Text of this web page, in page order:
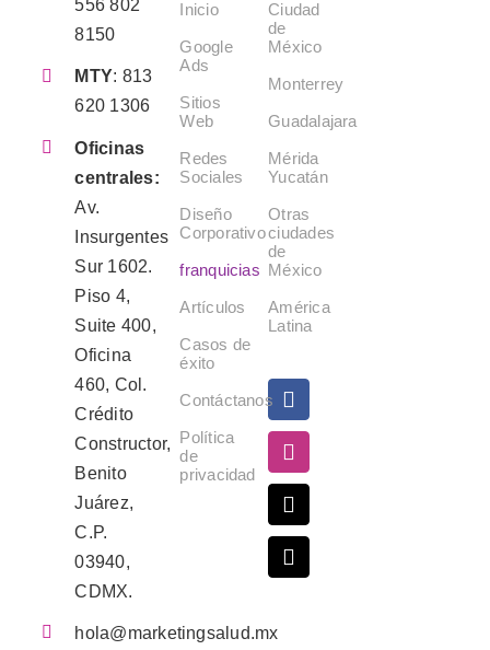
556 802
8150
MTY: 813
620 1306
Oficinas
centrales:
Av.
Insurgentes
Sur 1602.
Piso 4,
Suite 400,
Oficina
460, Col.
Crédito
Constructor,
Benito
Juárez,
C.P.
03940,
CDMX.
hola@marketingsalud.mx
Inicio
Google
Ads
Sitios
Web
Redes
Sociales
Diseño
Corporativo
franquicias
Artículos
Casos de
éxito
Contáctanos
Política
de
privacidad
Ciudad
de
México
Monterrey
Guadalajara
Mérida
Yucatán
Otras
ciudades
de
México
América
Latina